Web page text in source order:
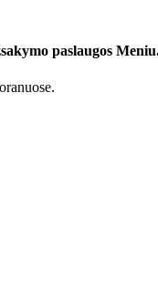
paslaugos